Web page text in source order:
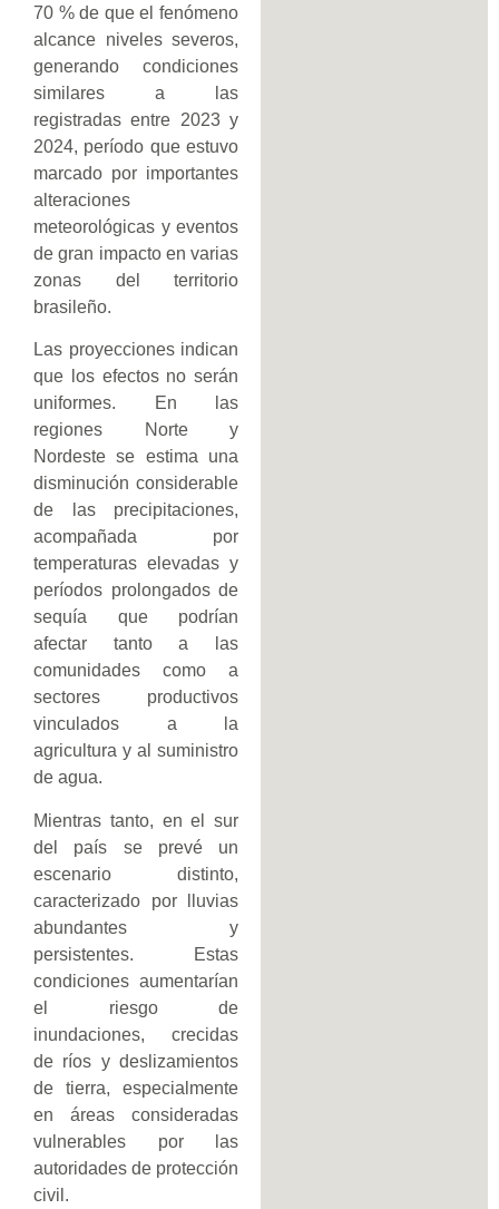
70 % de que el fenómeno
alcance niveles severos,
generando condiciones
similares a las
registradas entre 2023 y
2024, período que estuvo
marcado por importantes
alteraciones
meteorológicas y eventos
de gran impacto en varias
zonas del territorio
brasileño.
Las proyecciones indican
que los efectos no serán
uniformes. En las
regiones Norte y
Nordeste se estima una
disminución considerable
de las precipitaciones,
acompañada por
temperaturas elevadas y
períodos prolongados de
sequía que podrían
afectar tanto a las
comunidades como a
sectores productivos
vinculados a la
agricultura y al suministro
de agua.
Mientras tanto, en el sur
del país se prevé un
escenario distinto,
caracterizado por lluvias
abundantes y
persistentes. Estas
condiciones aumentarían
el riesgo de
inundaciones, crecidas
de ríos y deslizamientos
de tierra, especialmente
en áreas consideradas
vulnerables por las
autoridades de protección
civil.